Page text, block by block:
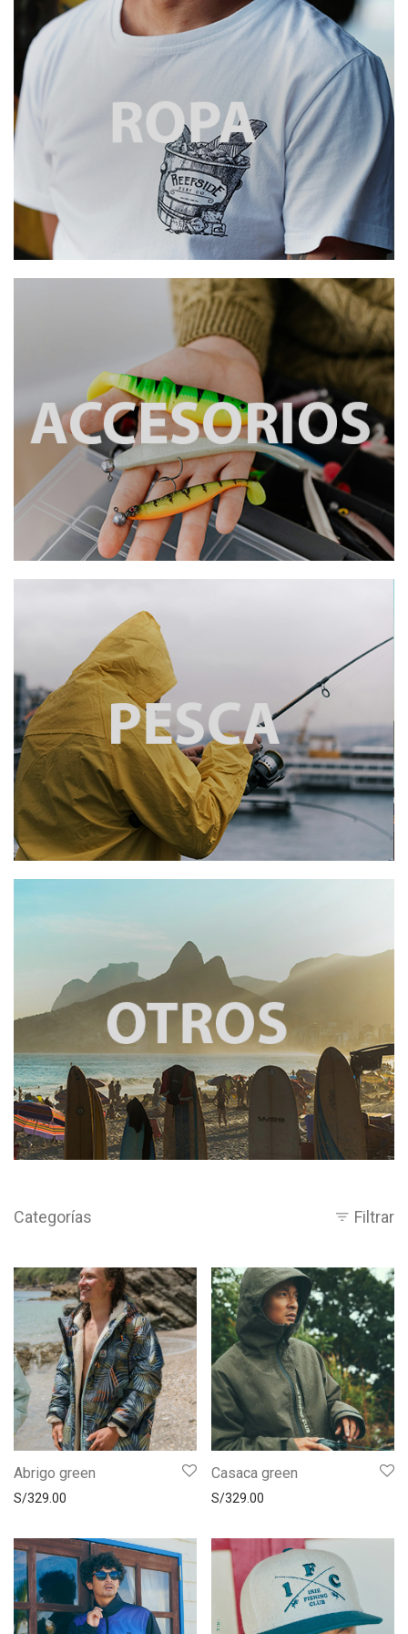
Categorías Filtrar
Abrigo green
S/329.00
Casaca green
S/329.00